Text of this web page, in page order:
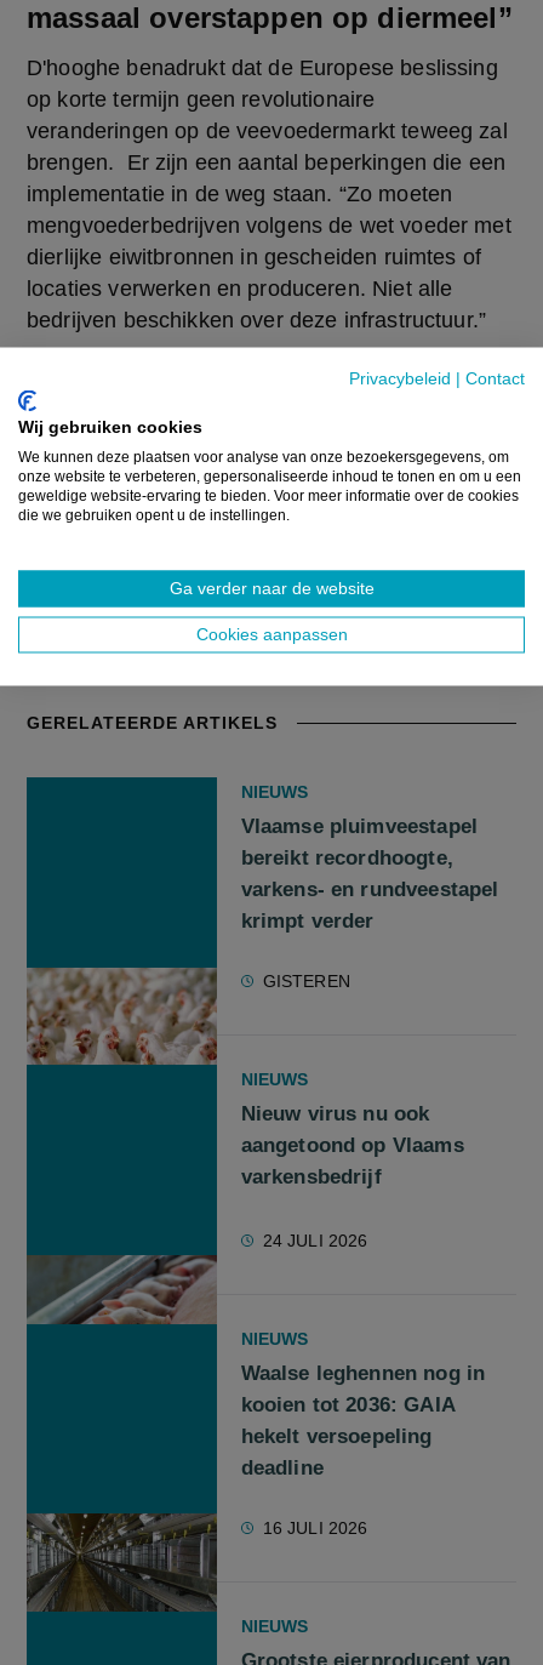
Privacybeleid | Contact
Wij gebruiken cookies
We kunnen deze plaatsen voor analyse van onze bezoekersgegevens, om
onze website te verbeteren, gepersonaliseerde inhoud te tonen en om u een
geweldige website-ervaring te bieden. Voor meer informatie over de cookies
die we gebruiken opent u de instellingen.
Ga verder naar de website
Cookies aanpassen
massaal overstappen op diermeel”
D'hooghe benadrukt dat de Europese beslissing
op korte termijn geen revolutionaire
veranderingen op de veevoedermarkt teweeg zal
brengen.  Er zijn een aantal beperkingen die een
implementatie in de weg staan. “Zo moeten
mengvoederbedrijven volgens de wet voeder met
dierlijke eiwitbronnen in gescheiden ruimtes of
locaties verwerken en produceren. Niet alle
bedrijven beschikken over deze infrastructuur.”
Daarnaast zet de hoge kostprijzen voor diermeel
ook een rem op de implementatie en speelt er het
probleem van de acceptatiegraad. “Sommige
marktsegmenten accepteren geen vlees van
dieren die gevoerd zijn met dierlijke eiwitten”,
andere naar de retail.
Food+Agribusiness / Eigen verslaggeving
GERELATEERDE ARTIKELS
NIEUWS
Vlaamse pluimveestapel
bereikt recordhoogte,
varkens- en rundveestapel
krimpt verder
GISTEREN
NIEUWS
Nieuw virus nu ook
aangetoond op Vlaams
varkensbedrijf
24 JULI 2026
NIEUWS
Waalse leghennen nog in
kooien tot 2036: GAIA
hekelt versoepeling
deadline
16 JULI 2026
NIEUWS
Grootste eierproducent van